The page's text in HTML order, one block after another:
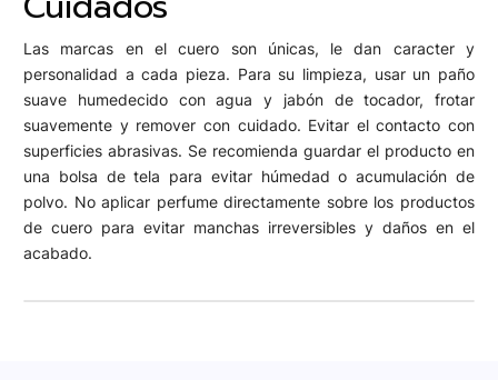
Las marcas en el cuero son únicas, le dan caracter y
personalidad a cada pieza. Para su limpieza, usar un paño
suave humedecido con agua y jabón de tocador, frotar
suavemente y remover con cuidado. Evitar el contacto con
superficies abrasivas. Se recomienda guardar el producto en
una bolsa de tela para evitar húmedad o acumulación de
polvo. No aplicar perfume directamente sobre los productos
de cuero para evitar manchas irreversibles y daños en el
acabado.